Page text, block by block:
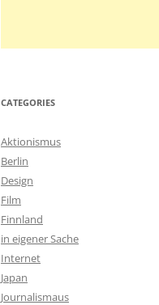
CATEGORIES
Aktionismus
Berlin
Design
Film
Finnland
in eigener Sache
Internet
Japan
Journalismaus